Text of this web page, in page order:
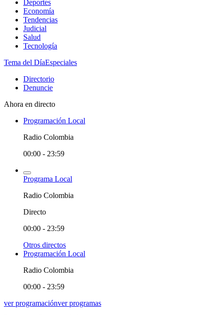
Deportes
Economía
Tendencias
Judicial
Salud
Tecnología
Tema del DíaEspeciales
Directorio
Denuncie
Ahora en directo
Programación Local
Radio Colombia
00:00 - 23:59
Programa Local
Radio Colombia
Directo
00:00 - 23:59
Otros directos
Programación Local
Radio Colombia
00:00 - 23:59
ver programaciónver programas